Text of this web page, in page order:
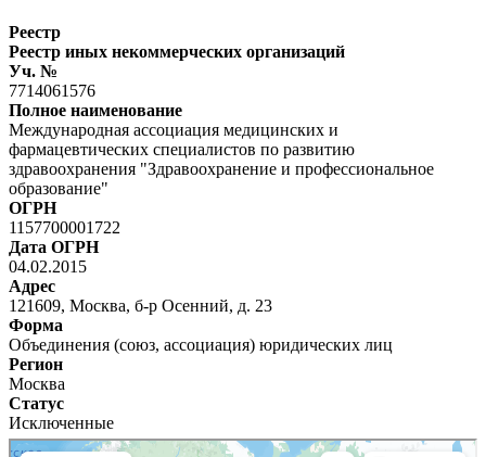
Реестр
Реестр иных некоммерческих организаций
Уч. №
7714061576
Полное наименование
Международная ассоциация медицинских и
фармацевтических специалистов по развитию
здравоохранения "Здравоохранение и профессиональное
образование"
ОГРН
1157700001722
Дата ОГРН
04.02.2015
Адрес
121609, Москва, б-р Осенний, д. 23
Форма
Объединения (союз, ассоциация) юридических лиц
Регион
Москва
Статус
Исключенные